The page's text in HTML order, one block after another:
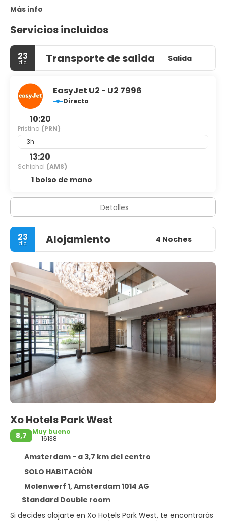
Más info
Servicios incluidos
23
dic Transporte de salida Salida
EasyJet U2 - U2 7996
Directo
10:20
Pristina (PRN)
3h
13:20
Schiphol (AMS)
1 bolso de mano
Detalles
23
dic Alojamiento 4 Noches
Xo Hotels Park West
8,7
Muy bueno
16138
Amsterdam - a 3,7 km del centro
SOLO HABITACIÓN
Molenwerf 1, Amsterdam 1014 AG
Standard Double room
Si decides alojarte en Xo Hotels Park West, te encontrarás